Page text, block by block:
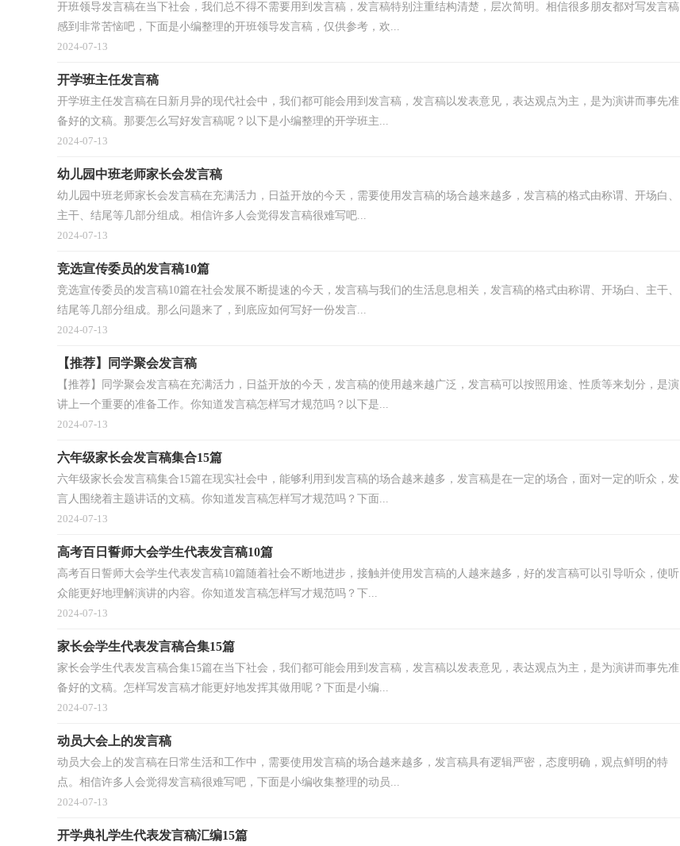
开班领导发言稿在当下社会，我们总不得不需要用到发言稿，发言稿特别注重结构清楚，层次简明。相信很多朋友都对写发言稿
感到非常苦恼吧，下面是小编整理的开班领导发言稿，仅供参考，欢...
2024-07-13
开学班主任发言稿
开学班主任发言稿在日新月异的现代社会中，我们都可能会用到发言稿，发言稿以发表意见，表达观点为主，是为演讲而事先准
备好的文稿。那要怎么写好发言稿呢？以下是小编整理的开学班主...
2024-07-13
幼儿园中班老师家长会发言稿
幼儿园中班老师家长会发言稿在充满活力，日益开放的今天，需要使用发言稿的场合越来越多，发言稿的格式由称谓、开场白、
主干、结尾等几部分组成。相信许多人会觉得发言稿很难写吧...
2024-07-13
竞选宣传委员的发言稿10篇
竞选宣传委员的发言稿10篇在社会发展不断提速的今天，发言稿与我们的生活息息相关，发言稿的格式由称谓、开场白、主干、
结尾等几部分组成。那么问题来了，到底应如何写好一份发言...
2024-07-13
【推荐】同学聚会发言稿
【推荐】同学聚会发言稿在充满活力，日益开放的今天，发言稿的使用越来越广泛，发言稿可以按照用途、性质等来划分，是演
讲上一个重要的准备工作。你知道发言稿怎样写才规范吗？以下是...
2024-07-13
六年级家长会发言稿集合15篇
六年级家长会发言稿集合15篇在现实社会中，能够利用到发言稿的场合越来越多，发言稿是在一定的场合，面对一定的听众，发
言人围绕着主题讲话的文稿。你知道发言稿怎样写才规范吗？下面...
2024-07-13
高考百日誓师大会学生代表发言稿10篇
高考百日誓师大会学生代表发言稿10篇随着社会不断地进步，接触并使用发言稿的人越来越多，好的发言稿可以引导听众，使听
众能更好地理解演讲的内容。你知道发言稿怎样写才规范吗？下...
2024-07-13
家长会学生代表发言稿合集15篇
家长会学生代表发言稿合集15篇在当下社会，我们都可能会用到发言稿，发言稿以发表意见，表达观点为主，是为演讲而事先准
备好的文稿。怎样写发言稿才能更好地发挥其做用呢？下面是小编...
2024-07-13
动员大会上的发言稿
动员大会上的发言稿在日常生活和工作中，需要使用发言稿的场合越来越多，发言稿具有逻辑严密，态度明确，观点鲜明的特
点。相信许多人会觉得发言稿很难写吧，下面是小编收集整理的动员...
2024-07-13
开学典礼学生代表发言稿汇编15篇